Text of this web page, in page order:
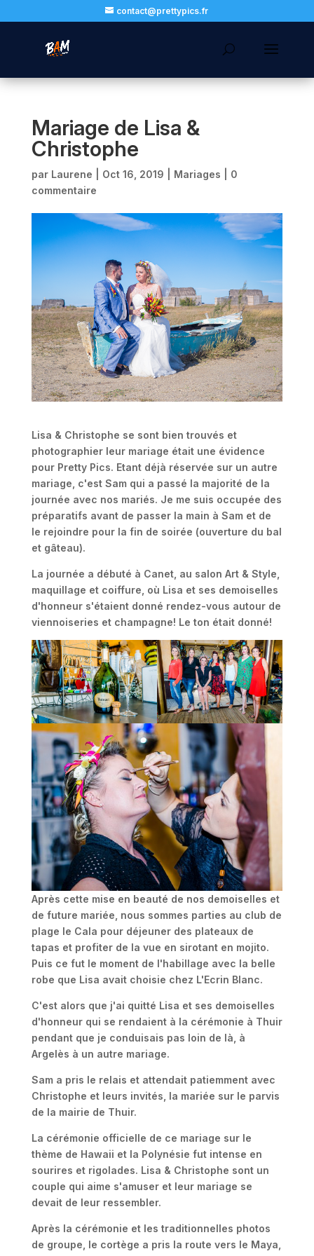
contact@prettypics.fr
Mariage de Lisa &
Christophe
par Laurene Oct 16, 2019 Mariages
0
commentaire
Lisa & Christophe se sont bien trouvés et
photographier leur mariage était une évidence
pour Pretty Pics. Etant déjà réservée sur un autre
mariage, c'est Sam qui a passé la majorité de la
journée avec nos mariés. Je me suis occupée des
préparatifs avant de passer la main à Sam et de
le rejoindre pour la fin de soirée (ouverture du bal
et gâteau).
La journée a débuté à Canet, au salon Art & Style,
maquillage et coiffure, où Lisa et ses demoiselles
d'honneur s'étaient donné rendez-vous autour de
viennoiseries et champagne! Le ton était donné!
Après cette mise en beauté de nos demoiselles et
de future mariée, nous sommes parties au club de
plage le Cala pour déjeuner des plateaux de
tapas et profiter de la vue en sirotant en mojito.
Puis ce fut le moment de l'habillage avec la belle
robe que Lisa avait choisie chez L'Ecrin Blanc.
C'est alors que j'ai quitté Lisa et ses demoiselles
d'honneur qui se rendaient à la cérémonie à Thuir
pendant que je conduisais pas loin de là, à
Argelès à un autre mariage.
Sam a pris le relais et attendait patiemment avec
Christophe et leurs invités, la mariée sur le parvis
de la mairie de Thuir.
La cérémonie officielle de ce mariage sur le
thème de Hawaii et la Polynésie fut intense en
sourires et rigolades. Lisa & Christophe sont un
couple qui aime s'amuser et leur mariage se
devait de leur ressembler.
Après la cérémonie et les traditionnelles photos
de groupe, le cortège a pris la route vers le Maya,